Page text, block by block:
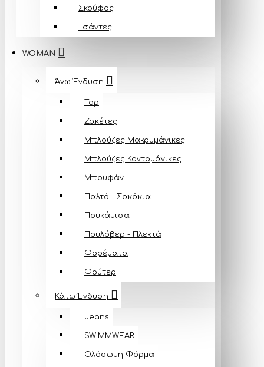
Σκούφος
Τσάντες
WOMAN
Άνω Ένδυση
Top
Ζακέτες
Μπλούζες Mακρυμάνικες
Μπλούζες Κοντομάνικες
Μπουφάν
Παλτό - Σακάκια
Πουκάμισα
Πουλόβερ - Πλεκτά
Φορέματα
Φούτερ
Κάτω Ένδυση
Jeans
SWIMMWEAR
Ολόσωμη Φόρμα